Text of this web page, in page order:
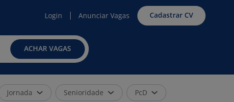
Login Anunciar Vagas Cadastrar CV
ACHAR VAGAS
Jornada Senioridade PcD